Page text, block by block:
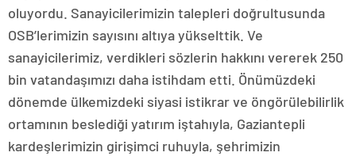
oluyordu. Sanayicilerimizin talepleri doğrultusunda
OSB’lerimizin sayısını altıya yükselttik. Ve
sanayicilerimiz, verdikleri sözlerin hakkını vererek 250
bin vatandaşımızı daha istihdam etti. Önümüzdeki
dönemde ülkemizdeki siyasi istikrar ve öngörülebilirlik
ortamının beslediği yatırım iştahıyla, Gaziantepli
kardeşlerimizin girişimci ruhuyla, şehrimizin